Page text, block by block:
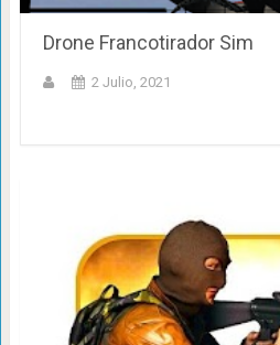
Drone Francotirador Sim
2 Julio, 2021